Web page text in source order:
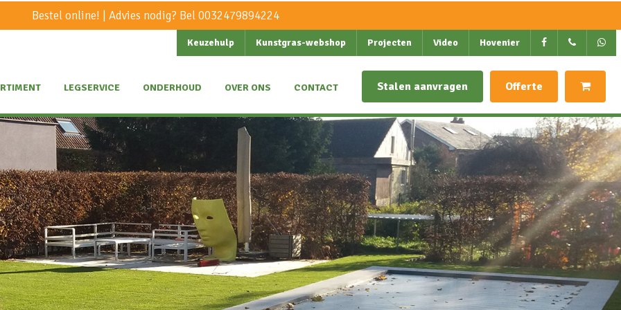
Bestel online! | Advies nodig? Bel0032479894224
Keuzehulp Kunstgras-webshop Projecten Video Hovenier
LEGSERVICE ONDERHOUD OVER ONS CONTACT Stalen aanvragen Offerte